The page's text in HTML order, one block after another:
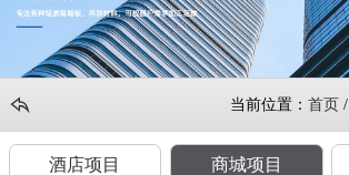
当前位置： 首页 /
酒店项目 商城项目